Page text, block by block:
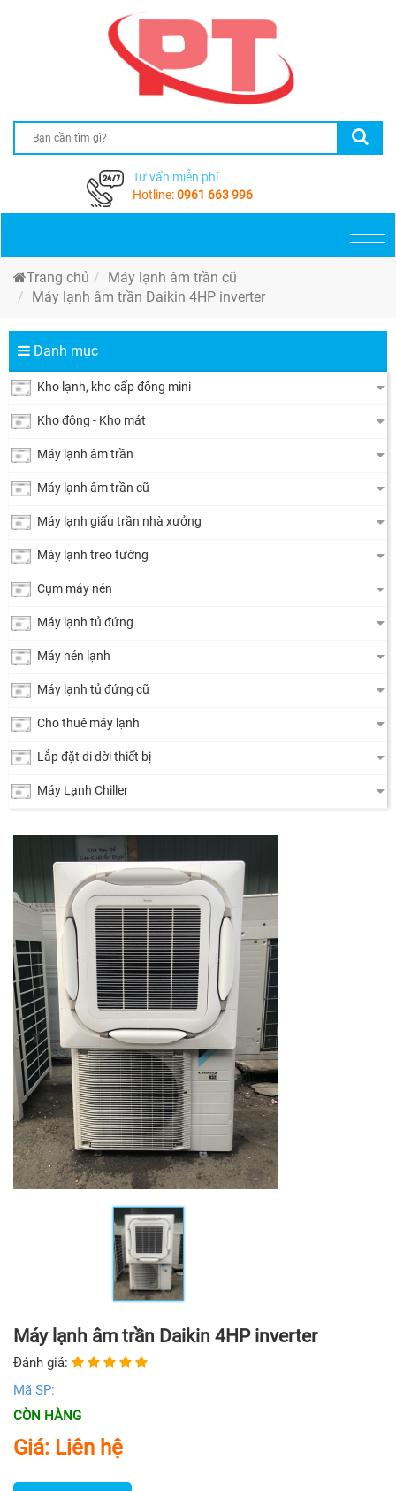
Tư vấn miễn phí
Hotline:0961 663 996
Trang chủ
Máy lạnh âm trần cũ
Máy lạnh âm trần Daikin 4HP inverter
Danh mục
Kho lạnh, kho cấp đông mini
Kho đông - Kho mát
Máy lạnh âm trần
Máy lạnh âm trần cũ
Máy lạnh giấu trần nhà xưởng
Máy lạnh treo tường
Cụm máy nén
Máy lạnh tủ đứng
Máy nén lạnh
Máy lạnh tủ đứng cũ
Cho thuê máy lạnh
Lắp đặt di dời thiết bị
Máy Lạnh Chiller
Máy lạnh âm trần Daikin 4HP inverter
Đánh giá:
Mã SP:
CÒN HÀNG
Giá: Liên hệ